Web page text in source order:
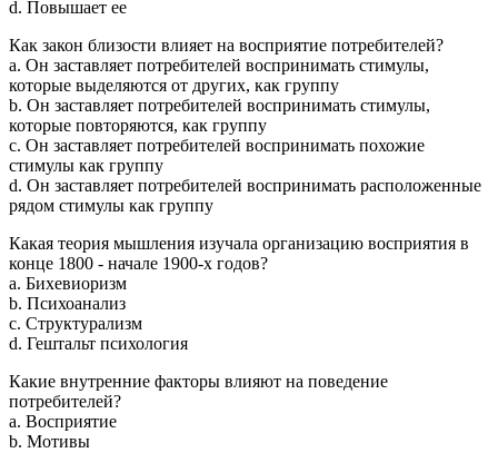
d. Повышает ее
Как закон близости влияет на восприятие потребителей?
a. Он заставляет потребителей воспринимать стимулы,
которые выделяются от других, как группу
b. Он заставляет потребителей воспринимать стимулы,
которые повторяются, как группу
c. Он заставляет потребителей воспринимать похожие
стимулы как группу
d. Он заставляет потребителей воспринимать расположенные
рядом стимулы как группу
Какая теория мышления изучала организацию восприятия в
конце 1800 - начале 1900-х годов?
a. Бихевиоризм
b. Психоанализ
c. Структурализм
d. Гештальт психология
Какие внутренние факторы влияют на поведение
потребителей?
a. Восприятие
b. Мотивы